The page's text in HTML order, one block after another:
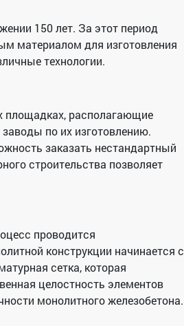
150 лет. За этот период
материалом для изготовления
технологии.
площадках, располагающие
по их изготовлению.
заказать нестандартный
строительства позволяет
проводится
конструкции начинается с
сетка, которая
целостность элементов
монолитного железобетона.